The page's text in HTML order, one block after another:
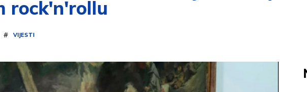
rock'n'rollu
# VIJESTI